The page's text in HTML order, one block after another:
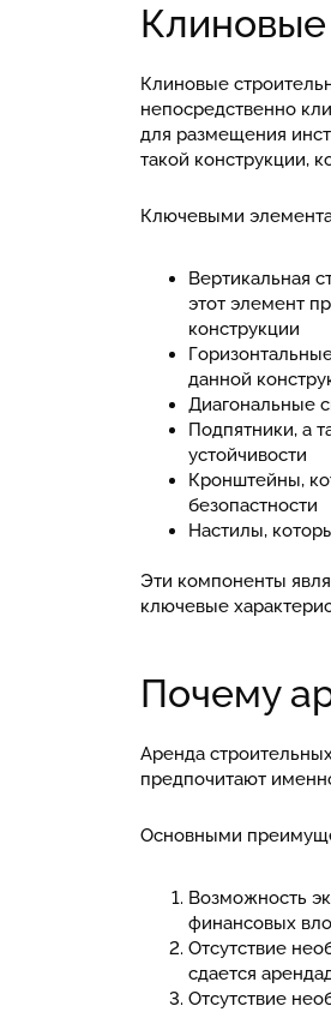
Клиновые
Клиновые
непосредственно
для размещения
такой конструкции,
Ключевыми
Вертикальная
этот элемент
конструкции
данной
Диагональные
Подпятники, а
устойчивости
Кронштейны,
безопастности
Настилы,
Эти компоненты
ключевые
Почему
Аренда
предпочитают
Основными
Возможность
финансовых
Отсутствие
сдается
Отсутствие